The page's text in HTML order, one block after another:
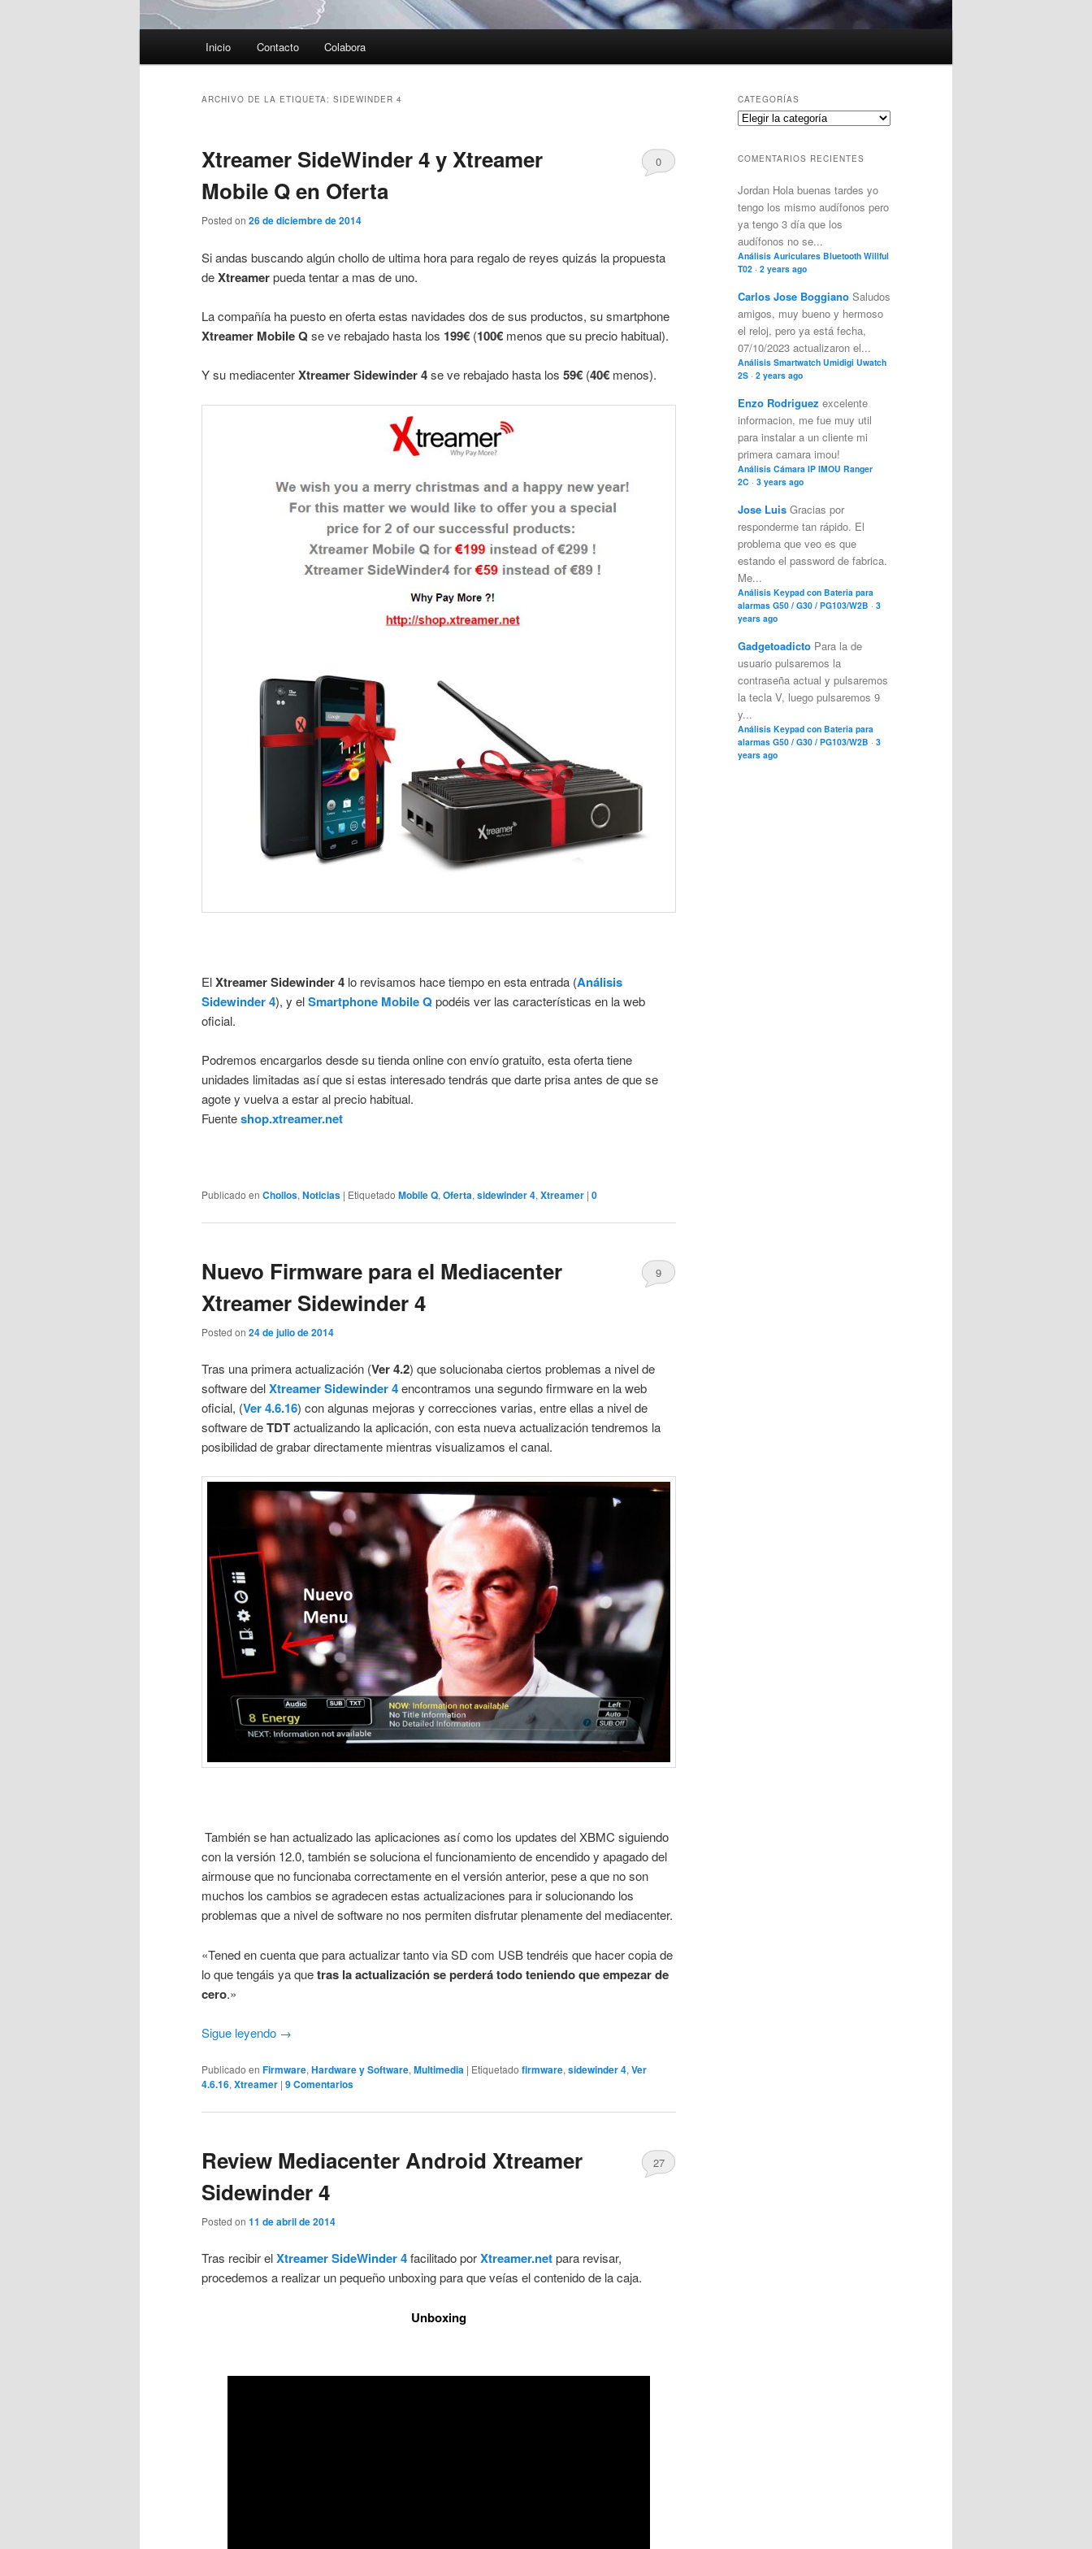
Inicio Contacto Colabora
ARCHIVO DE LA ETIQUETA: SIDEWINDER 4
Xtreamer SideWinder 4 y Xtreamer
Mobile Q en Oferta
Posted on 26 de diciembre de 2014
0
Si andas buscando algún chollo de ultima hora para regalo de reyes quizás la propuesta
deXtreamerpueda tentar a mas de uno.
La compañía ha puesto en oferta estas navidades dos de sus productos, su smartphone
Xtreamer Mobile Qse ve rebajado hasta los 199€ (100€ menos que su precio habitual).
Y su mediacenterXtreamer Sidewinder 4se ve rebajado hasta los 59€ (40€ menos).
ElXtreamer Sidewinder 4 lo revisamos hace tiempo en esta entrada (Análisis
Sidewinder 4), y elSmartphone Mobile Qpodéis ver las características en la web
oficial.
Podremos encargarlos desde su tienda online con envío gratuito, esta oferta tiene
unidades limitadas así que si estas interesado tendrás que darte prisa antes de que se
agote y vuelva a estar al precio habitual.
Fuenteshop.xtreamer.net
Publicado en Chollos, Noticias | Etiquetado Mobile Q, Oferta, sidewinder 4, Xtreamer | 0
Nuevo Firmware para el Mediacenter
Xtreamer Sidewinder 4
Posted on 24 de julio de 2014
9
Tras una primera actualización (Ver 4.2) que solucionaba ciertos problemas a nivel de
software delXtreamer Sidewinder 4encontramos una segundo firmware en la web
oficial, (Ver 4.6.16) con algunas mejoras y correcciones varias, entre ellas a nivel de
software deTDTactualizando la aplicación, con esta nueva actualización tendremos la
posibilidad de grabar directamente mientras visualizamos el canal.
También se han actualizado las aplicaciones así como los updates del XBMC siguiendo
con la versión 12.0, también se soluciona el funcionamiento de encendido y apagado del
airmouse que no funcionaba correctamente en el versión anterior, pese a que no son
muchos los cambios se agradecen estas actualizaciones para ir solucionando los
problemas que a nivel de software no nos permiten disfrutar plenamente del mediacenter.
«Tened en cuenta que para actualizar tanto via SD com USB tendréis que hacer copia de
lo que tengáis ya quetras la actualización se perderá todo teniendo que empezar de
cero.»
Sigue leyendo →
Publicado en Firmware, Hardware y Software, Multimedia | Etiquetado firmware, sidewinder 4, Ver
4.6.16, Xtreamer | 9 Comentarios
Review Mediacenter Android Xtreamer
Sidewinder 4
Posted on 11 de abril de 2014
27
Tras recibir elXtreamer SideWinder 4facilitado porXtreamer.netpara revisar,
procedemos a realizar un pequeño unboxing para que veías el contenido de la caja.
Unboxing
CATEGORÍAS
Categorías
COMENTARIOS RECIENTES
Jordan Hola buenas tardes yo
tengo los mismo audífonos pero
ya tengo 3 día que los
audífonos no se...
Análisis Auriculares Bluetooth Willful
T02 · 2 years ago
Carlos Jose Boggiano Saludos
amigos, muy bueno y hermoso
el reloj, pero ya está fecha,
07/10/2023 actualizaron el...
Análisis Smartwatch Umidigi Uwatch
2S · 2 years ago
Enzo Rodriguez excelente
informacion, me fue muy util
para instalar a un cliente mi
primera camara imou!
Análisis Cámara IP IMOU Ranger
2C · 3 years ago
Jose Luis Gracias por
responderme tan rápido. El
problema que veo es que
estando el password de fabrica.
Me...
Análisis Keypad con Bateria para
alarmas G50 / G30 / PG103/W2B · 3
years ago
Gadgetoadicto Para la de
usuario pulsaremos la
contraseña actual y pulsaremos
la tecla V, luego pulsaremos 9
y...
Análisis Keypad con Bateria para
alarmas G50 / G30 / PG103/W2B · 3
years ago